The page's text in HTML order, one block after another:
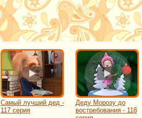
Самый лучший дед -
117 серия
Деду Морозу до
востребования - 118